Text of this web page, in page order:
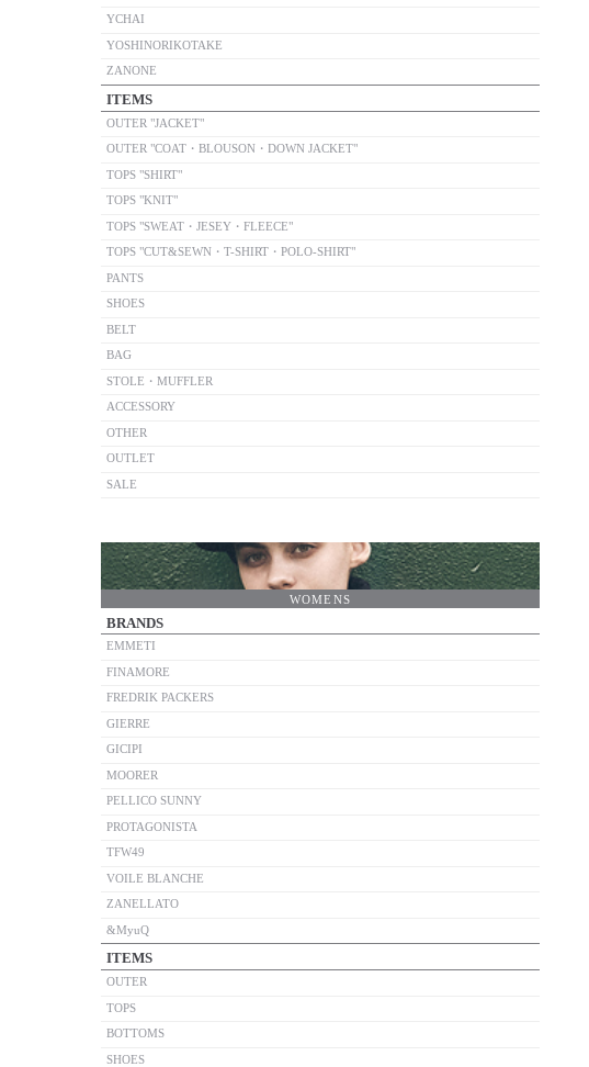
YCHAI
YOSHINORIKOTAKE
ZANONE
ITEMS
OUTER "JACKET"
OUTER "COAT・BLOUSON・DOWN JACKET"
TOPS "SHIRT"
TOPS "KNIT"
TOPS "SWEAT・JESEY・FLEECE"
TOPS "CUT&SEWN・T-SHIRT・POLO-SHIRT"
PANTS
SHOES
BELT
BAG
STOLE・MUFFLER
ACCESSORY
OTHER
OUTLET
SALE
WOMENS
BRANDS
EMMETI
FINAMORE
FREDRIK PACKERS
GIERRE
GICIPI
MOORER
PELLICO SUNNY
PROTAGONISTA
TFW49
VOILE BLANCHE
ZANELLATO
&MyuQ
ITEMS
OUTER
TOPS
BOTTOMS
SHOES